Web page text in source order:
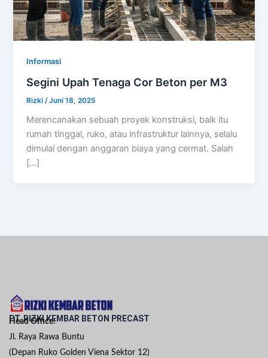
Informasi
Segini Upah Tenaga Cor Beton per M3
Rizki /Juni 18, 2025
Merencanakan sebuah proyek konstruksi, baik itu
rumah tinggal, ruko, atau infrastruktur lainnya, selalu
dimulai dengan anggaran biaya yang cermat. Salah
[…]
PT. RIZKI KEMBAR BETON PRECAST
Head Office:
Jl. Raya Rawa Buntu
(Depan Ruko Golden Viena Sektor 12)